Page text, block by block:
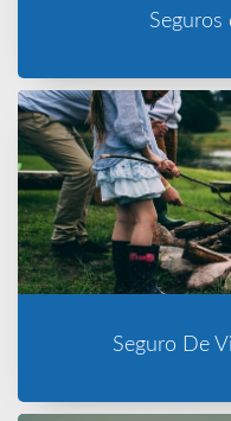
Seguros
Seguro De